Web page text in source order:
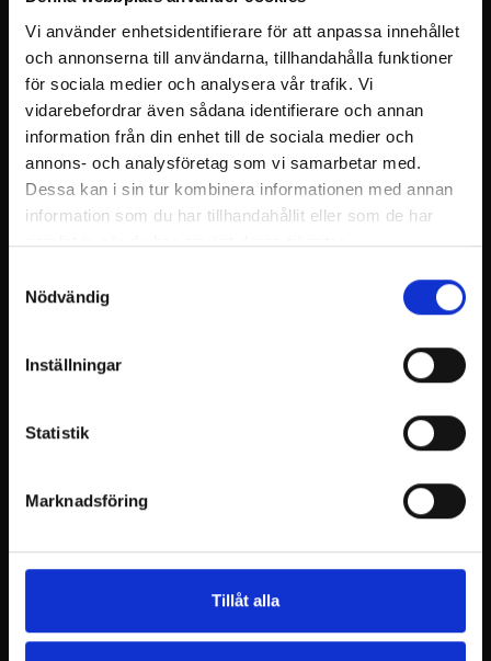
Vi använder enhetsidentifierare för att anpassa innehållet
och annonserna till användarna, tillhandahålla funktioner
för sociala medier och analysera vår trafik. Vi
vidarebefordrar även sådana identifierare och annan
information från din enhet till de sociala medier och
annons- och analysföretag som vi samarbetar med.
Dessa kan i sin tur kombinera informationen med annan
information som du har tillhandahållit eller som de har
samlat in när du har använt deras tjänster.
Nödvändig
Inställningar
Statistik
Marknadsföring
Tillåt alla
Den första delen av renoveringen slutfördes i maj
2022, då 7 separata affärslokaler färdigställdes på
gatuplanet i Lähettämö-byggnaden. Sommaren
2023 togs Hisinger’s Torn-sviten i bruk i den nya
tillbyggnaden.